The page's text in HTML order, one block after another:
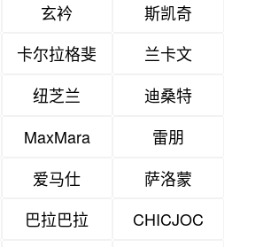
玄衿
斯凯奇
卡尔拉格斐
兰卡文
纽芝兰
迪桑特
MaxMara
雷朋
爱马仕
萨洛蒙
巴拉巴拉
CHICJOC